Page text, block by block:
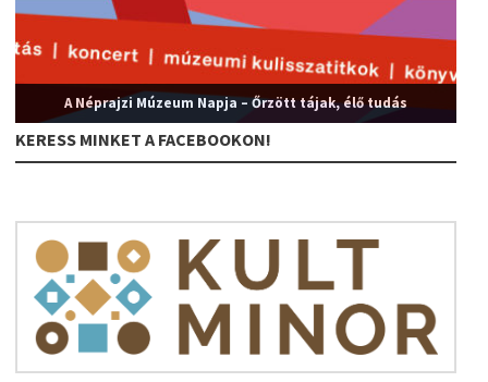
A Néprajzi Múzeum Napja – Őrzött tájak, élő tudás
KERESS MINKET A FACEBOOKON!